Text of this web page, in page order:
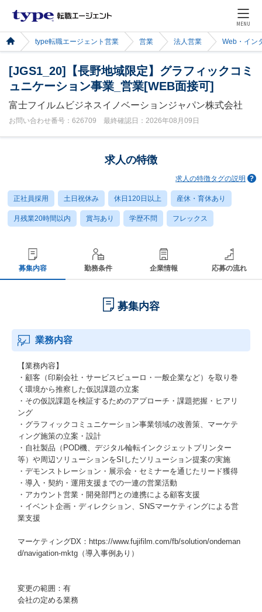
MENU
type転職エージェント営業 営業 法人営業 Web・イン
[JGS1_20]【長野地域限定】グラフィックコミ
ュニケーション事業_営業[WEB面接可]
富士フイルムビジネスイノベーションジャパン株式会社
お問い合わせ番号：626709 最終確認日：2026年08月09日
求人の特徴
求人の特徴タグの説明
正社員採用 土日祝休み 休日120日以上 産休・育休あり
月残業20時間以内 賞与あり 学歴不問 フレックス
募集内容 勤務条件 企業情報 応募の流れ
募集内容
業務内容
【業務内容】
・顧客（印刷会社・サービスビューロ・一般企業など）を取り巻
く環境から推察した仮説課題の立案
・その仮説課題を検証するためのアプローチ・課題把握・ヒアリ
ング
・グラフィックコミュニケーション事業領域の改善策、マーケテ
ィング施策の立案・設計
・自社製品（POD機、デジタル輪転インクジェットプリンター
等）や周辺ソリューションをSIしたソリューション提案の実施
・デモンストレーション・展示会・セミナーを通じたリード獲得
・導入・契約・運用支援までの一連の営業活動
・アカウント営業・開発部門との連携による顧客支援
・イベント企画・ディレクション、SNSマーケティングによる営
業支援
マーケティングDX：https://www.fujifilm.com/fb/solution/ondeman
d/navigation-mktg（導入事例あり）
変更の範囲：有
会社の定める業務